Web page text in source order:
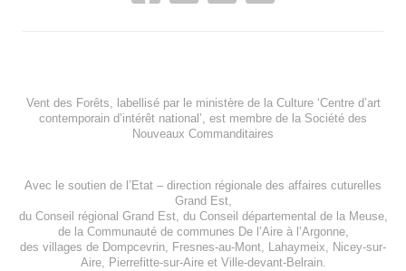
Vent des Forêts, labellisé par le ministère de la Culture ‘Centre d’art
contemporain d’intérêt national’, est membre de la Société des
Nouveaux Commanditaires
Avec le soutien de l’ Etat – direction régionale des affaires cuturelles
Grand Est,
du Conseil régional Grand Est, du Conseil départemental de la Meuse,
de la Communauté de communes De l’Aire à l’Argonne,
des villages de Dompcevrin, Fresnes-au-Mont, Lahaymeix, Nicey-sur-
Aire, Pierrefitte-sur-Aireet Ville-devant-Belrain.